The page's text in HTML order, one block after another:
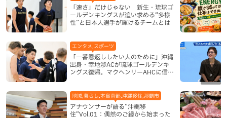
「速さ」だけじゃない 新生・琉球ゴ
ールデンキングスが追い求める“多様
性”と日本人選手が輝けるチームとは
「一番恩返ししたい人のために」沖縄
出身・幸地渉ACが琉球ゴールデンキ
ングス復帰。マクヘンリーAHCに信頼
エンタメ,スポーツ
アナウンサーが語る”沖縄移
住”Vol.01：偶然のご縁から始まった
地域,暮らし,本島南部,沖縄移住,那覇市